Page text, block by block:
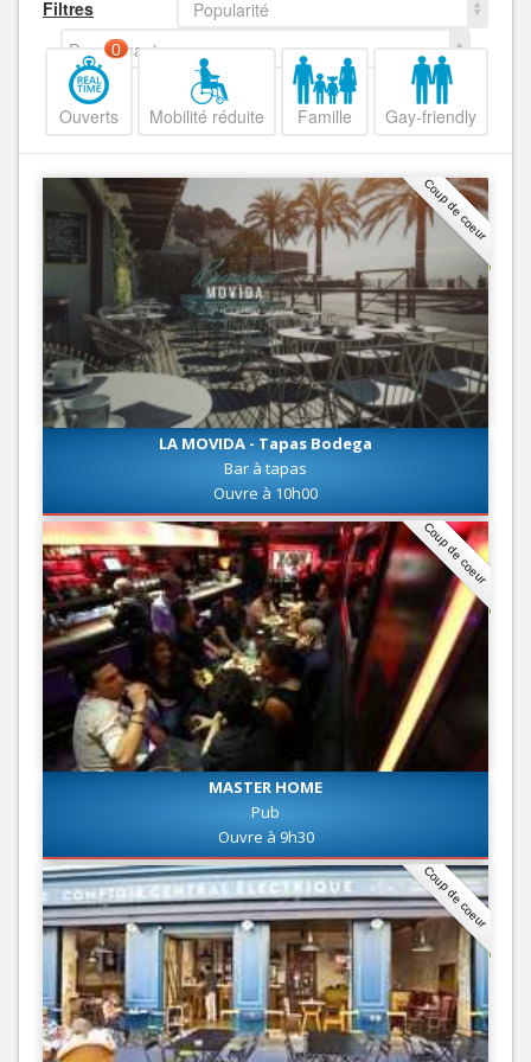
Filtres
Popularité
Decroissant
Ouverts
0
Mobilité réduite Famille Gay-friendly
Coup de coeur
LA MOVIDA - Tapas Bodega
Bar à tapas
Ouvre à 10h00
Coup de coeur
MASTER HOME
Pub
Ouvre à 9h30
Coup de coeur